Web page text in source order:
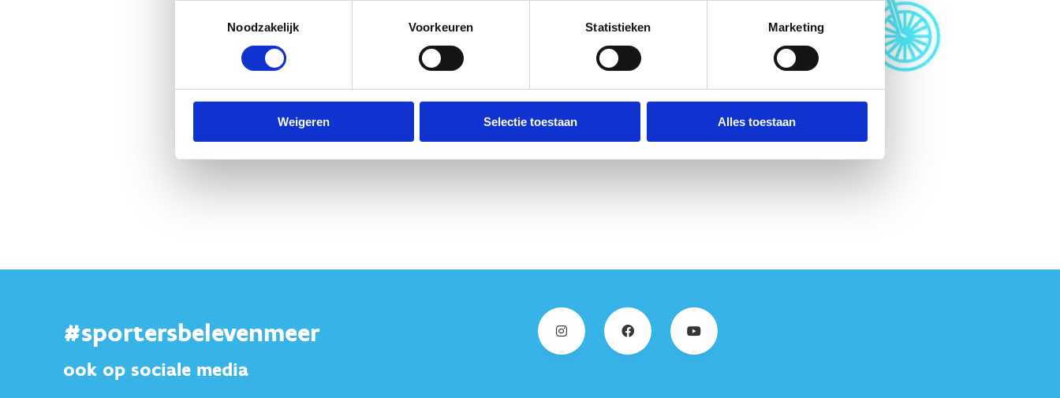
Noodzakelijk
Voorkeuren Statistieken Marketing
Weigeren Selectie toestaan Alles toestaan
#sportersbelevenmeer
ook op sociale media